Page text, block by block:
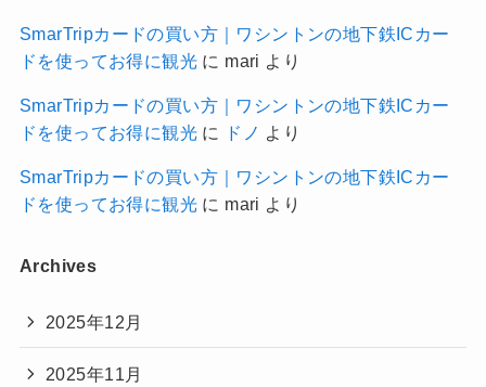
SmarTripカードの買い方｜ワシントンの地下鉄ICカー
ドを使ってお得に観光に mari より
SmarTripカードの買い方｜ワシントンの地下鉄ICカー
ドを使ってお得に観光に ドノ より
SmarTripカードの買い方｜ワシントンの地下鉄ICカー
ドを使ってお得に観光に mari より
Archives
2025年12月
2025年11月